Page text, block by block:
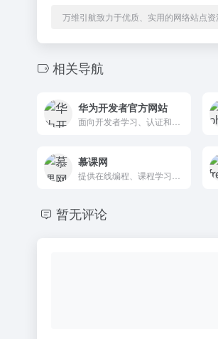
万维引航致力于优质、实用的网络站点资
相关导航
华为开发者官方网站
慕课网
暂无评论